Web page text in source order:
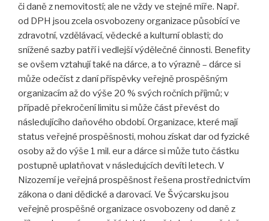
či daně z nemovitostí; ale ne vždy ve stejné míře. Např.
od DPH jsou zcela osvobozeny organizace působící ve
zdravotní, vzdělávací, vědecké a kulturní oblasti; do
snížené sazby patří i vedlejší výdělečné činnosti. Benefity
se ovšem vztahují také na dárce, a to výrazně – dárce si
může odečíst z daní příspěvky veřejně prospěšným
organizacím až do výše 20 % svých ročních příjmů; v
případě překročení limitu si může část převést do
následujícího daňového období. Organizace, které mají
status veřejné prospěšnosti, mohou získat dar od fyzické
osoby až do výše 1 mil. eur a dárce si může tuto částku
postupně uplatňovat v následujcích devíti letech. V
Nizozemí je veřejná prospěšnost řešena prostřednictvím
zákona o dani dědické a darovací. Ve Švýcarsku jsou
veřejně prospěšné organizace osvobozeny od daně z